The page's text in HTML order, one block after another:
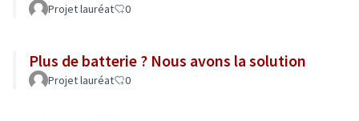
Projet lauréat 0
Plus de batterie ? Nous avons la solution
Projet lauréat 0